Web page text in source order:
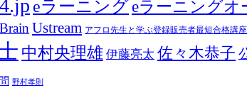
eラーニング eラーニング
Ustream アフロ先生と学ぶ登録販売者最短合格講座
中村央理雄 伊藤亮太 佐々木恭子
野村孝則